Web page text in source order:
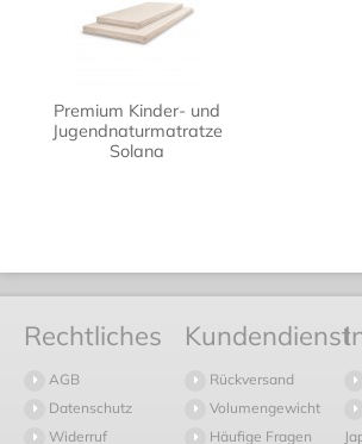
Premium Kinder- und
Jugendnaturmatratze
Solana
Rechtliches
AGB
Datenschutz
Widerruf
Kundendienst
Rückversand
Volumengewicht
Häufige Fragen